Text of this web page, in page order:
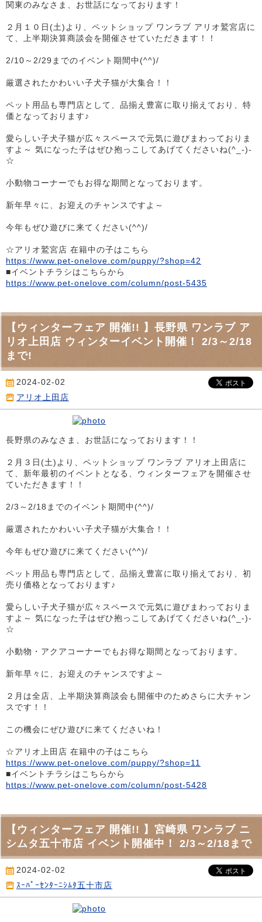
関東のみなさま、お世話になっております！
２月１０日(土)より、ペットショップ ワンラブ アリオ鷲宮店に
て、上半期決算商談会を開催させていただきます！！
2/10～2/29までのイベント期間中(^^)/
厳選されたかわいい子犬子猫が大集合！！
ペット用品も専門店として、品揃え豊富に取り揃えており、特
価となっております♪
愛らしい子犬子猫が広々スペースで元気に遊びまわっておりま
すよ～ 気になった子はぜひ抱っこしてあげてくださいね(^_-)-
☆
小動物コーナーでもお得な期間となっております。
新年早々に、お迎えのチャンスですよ～
今年もぜひ遊びに来てください(^^)/
☆アリオ鷲宮店 在籍中の子はこちら
https://www.pet-onelove.com/puppy/?shop=42
■イベントチラシはこちらから
https://www.pet-onelove.com/column/post-5435
【ウィンターフェア 開催!! 】長野県 ワンラブ ア
リオ上田店 ウィンターイベント開催！ 2/3～2/18
まで!
2024-02-02
アリオ上田店
長野県のみなさま、お世話になっております！！
２月３日(土)より、ペットショップ ワンラブ アリオ上田店に
て、新年最初のイベントとなる、ウィンターフェアを開催させ
ていただきます！！
2/3～2/18までのイベント期間中(^^)/
厳選されたかわいい子犬子猫が大集合！！
今年もぜひ遊びに来てください(^^)/
ペット用品も専門店として、品揃え豊富に取り揃えており、初
売り価格となっております♪
愛らしい子犬子猫が広々スペースで元気に遊びまわっておりま
すよ～ 気になった子はぜひ抱っこしてあげてくださいね(^_-)-
☆
小動物・アクアコーナーでもお得な期間となっております。
新年早々に、お迎えのチャンスですよ～
２月は全店、上半期決算商談会も開催中のためさらに大チャン
スです！！
この機会にぜひ遊びに来てくださいね！
☆アリオ上田店 在籍中の子はこちら
https://www.pet-onelove.com/puppy/?shop=11
■イベントチラシはこちらから
https://www.pet-onelove.com/column/post-5428
【ウィンターフェア 開催!! 】宮崎県 ワンラブ ニ
シムタ五十市店 イベント開催中！ 2/3～2/18まで
2024-02-02
ｽｰﾊﾟｰｾﾝﾀｰﾆｼﾑﾀ五十市店